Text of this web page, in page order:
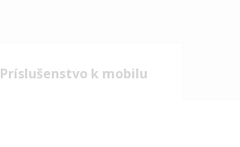
Príslušenstvo k mobilu